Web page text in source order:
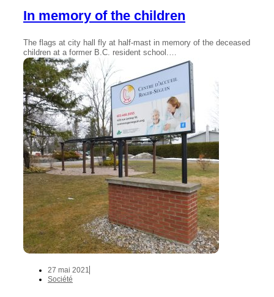
In memory of the children
The flags at city hall fly at half-mast in memory of the deceased
children at a former B.C. resident school.…
27 mai 2021
Société